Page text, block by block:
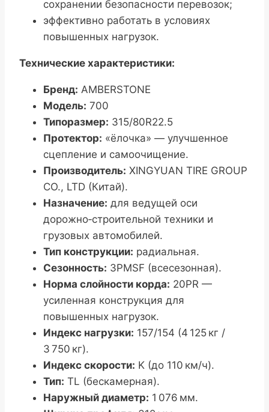
сохранении безопасности перевозок;
эффективно работать в условиях
повышенных нагрузок.
Технические характеристики:
Бренд: AMBERSTONE
Модель: 700
Типоразмер: 315/80R22.5
Протектор: «ёлочка» — улучшенное
сцепление и самоочищение.
Производитель: XINGYUAN TIRE GROUP
CO., LTD (Китай).
Назначение: для ведущей оси
дорожно‑строительной техники и
грузовых автомобилей.
Тип конструкции: радиальная.
Сезонность: 3PMSF (всесезонная).
Норма слойности корда: 20PR —
усиленная конструкция для
повышенных нагрузок.
Индекс нагрузки: 157/154 (4 125 кг /
3 750 кг).
Индекс скорости: K (до 110 км/ч).
Тип: TL (бескамерная).
Наружный диаметр: 1 076 мм.